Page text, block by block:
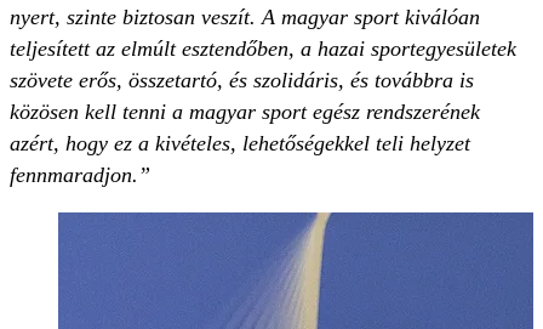
nyert, szinte biztosan veszít. A magyar sport kiválóan
teljesített az elmúlt esztendőben, a hazai sportegyesületek
szövete erős, összetartó, és szolidáris, és továbbra is
közösen kell tenni a magyar sport egész rendszerének
azért, hogy ez a kivételes, lehetőségekkel teli helyzet
fennmaradjon.”